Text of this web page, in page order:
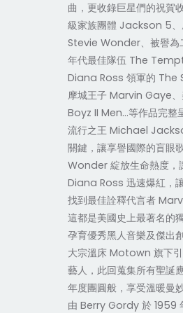
曲，更收錄巨星們的祝賀
級家族團體 Jackson 5、
Stevie Wonder、被譽為
年代最佳隊伍 The
Diana Ross 領軍的 The
摩城王子 Marvin Gaye、
Boyz II Men...等作品完整
流行之王 Michael
關鍵，讓享譽國際的盲眼
Wonder 綻放生命熱度，
Diana Ross 迅速爆紅，
找到最佳詮釋代言者
這都是美國史上最著名的
孕育優秀黑人音樂及傑出
大宗溫床 Motown 旗下
藝人，此回蒐集所有聖誕
年度團圓般，享受溫暖曼
由 Berry Gordy 於 1959